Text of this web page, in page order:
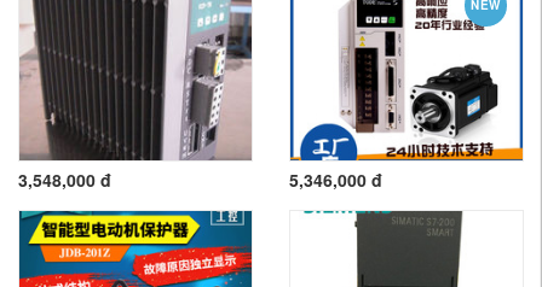
3,548,000 đ
NEW
5,346,000 đ